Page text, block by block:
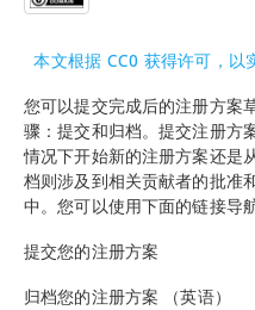
本文根据 CC0 获得许可，以
您可以提交完成后的注册方案
骤：提交和归档。提交注册方
情况下开始新的注册方案还是
档则涉及到相关贡献者的批准
中。您可以使用下面的链接导
提交您的注册方案
归档您的注册方案 （英语）